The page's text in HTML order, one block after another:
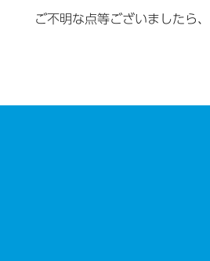
ご不明な点等ございましたら、